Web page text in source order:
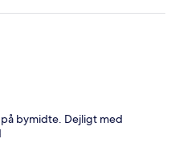
bymidte. Dejligt med